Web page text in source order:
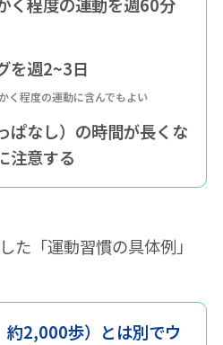
を週2~3日
く程度の運動に含んでもよい
ぱなし）の時間が長くな
注意する
た「運動習慣の具体例」
2,000歩）とは別でウ